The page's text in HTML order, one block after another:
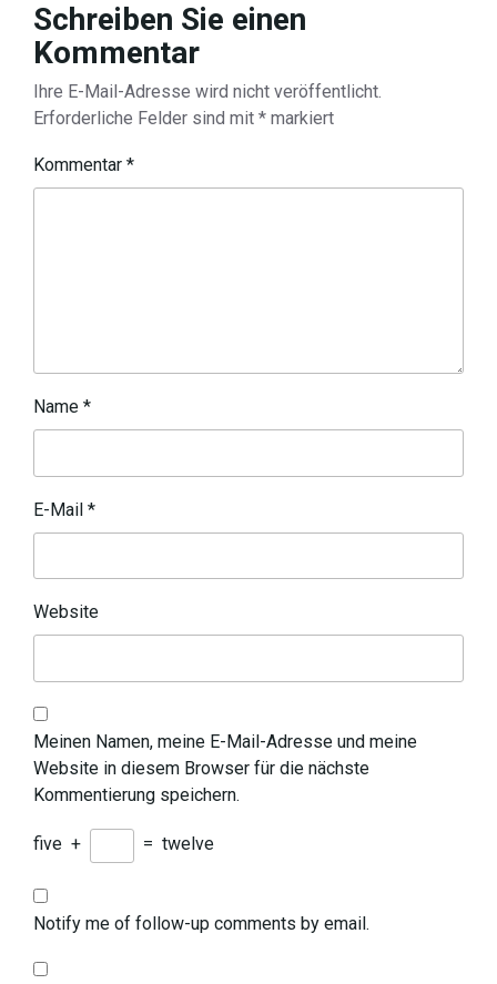
Schreiben Sie einen
Kommentar
Ihre E-Mail-Adresse wird nicht veröffentlicht.
Erforderliche Felder sind mit * markiert
Kommentar *
Name *
E-Mail *
Website
Meinen Namen, meine E-Mail-Adresse und meine
Website in diesem Browser für die nächste
Kommentierung speichern.
five + = twelve
Notify me of follow-up comments by email.